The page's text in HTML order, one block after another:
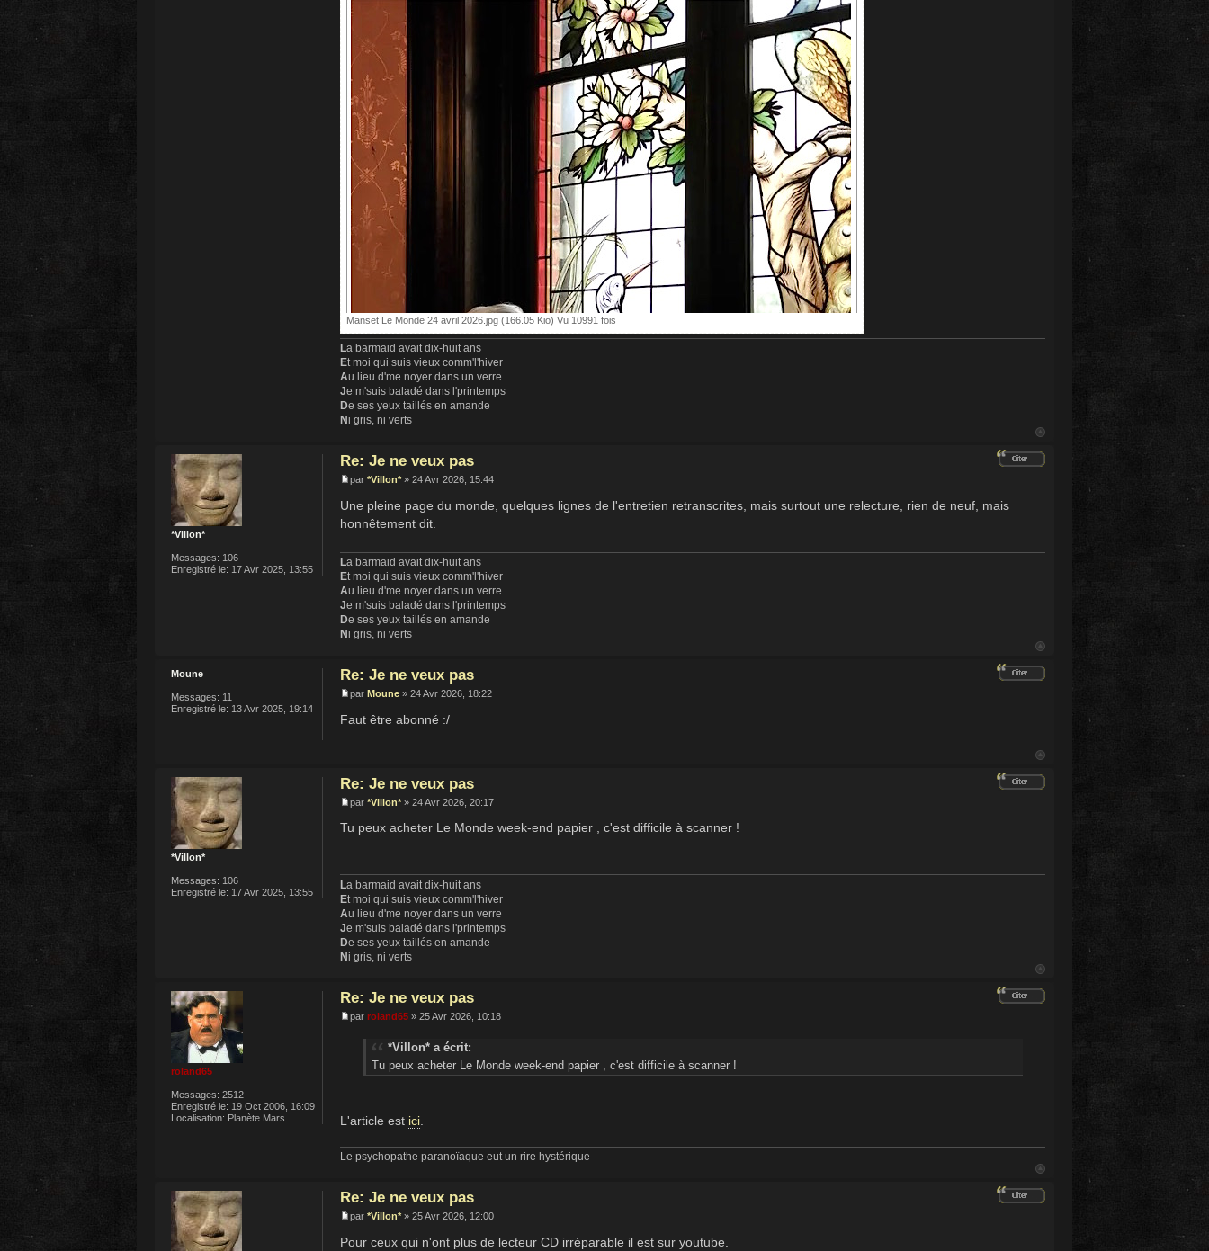
Manset Le Monde 24 avril 2026.jpg (166.05 Kio) Vu 10991 fois
La barmaid avait dix-huit ans
Et moi qui suis vieux comm'l'hiver
Au lieu d'me noyer dans un verre
Je m'suis baladé dans l'printemps
De ses yeux taillés en amande
Ni gris, ni verts
Re: Je ne veux pas
par *Villon* » 24 Avr 2026, 15:44
Une pleine page du monde, quelques lignes de l'entretien retranscrites, mais surtout une relecture, rien de neuf, mais
honnêtement dit.
La barmaid avait dix-huit ans
Et moi qui suis vieux comm'l'hiver
Au lieu d'me noyer dans un verre
Je m'suis baladé dans l'printemps
De ses yeux taillés en amande
Ni gris, ni verts
*Villon*
Messages: 106
Enregistré le: 17 Avr 2025, 13:55
Re: Je ne veux pas
par Moune » 24 Avr 2026, 18:22
Faut être abonné :/
Moune
Messages: 11
Enregistré le: 13 Avr 2025, 19:14
Re: Je ne veux pas
par *Villon* » 24 Avr 2026, 20:17
Tu peux acheter Le Monde week-end papier , c'est difficile à scanner !
La barmaid avait dix-huit ans
Et moi qui suis vieux comm'l'hiver
Au lieu d'me noyer dans un verre
Je m'suis baladé dans l'printemps
De ses yeux taillés en amande
Ni gris, ni verts
*Villon*
Messages: 106
Enregistré le: 17 Avr 2025, 13:55
Re: Je ne veux pas
par roland65 » 25 Avr 2026, 10:18
*Villon* a écrit:
Tu peux acheter Le Monde week-end papier , c'est difficile à scanner !
L'article est ici
Le psychopathe paranoïaque eut un rire hystérique
roland65
Messages: 2512
Enregistré le: 19 Oct 2006, 16:09
Localisation: Planète Mars
Re: Je ne veux pas
par *Villon* » 25 Avr 2026, 12:00
Pour ceux qui n'ont plus de lecteur CD irréparable il est sur youtube.